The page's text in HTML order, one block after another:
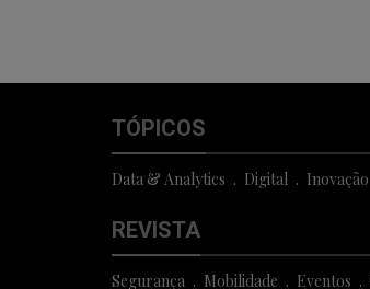
TÓPICOS
Data & Analytics Digital Inovação
REVISTA
Segurança Mobilidade Eventos